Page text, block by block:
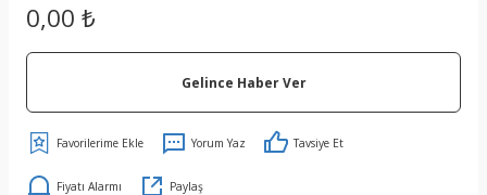
0,00 ₺
Gelince Haber Ver
Yorum Yaz Tavsiye Et
Fiyatı Alarmı Paylaş